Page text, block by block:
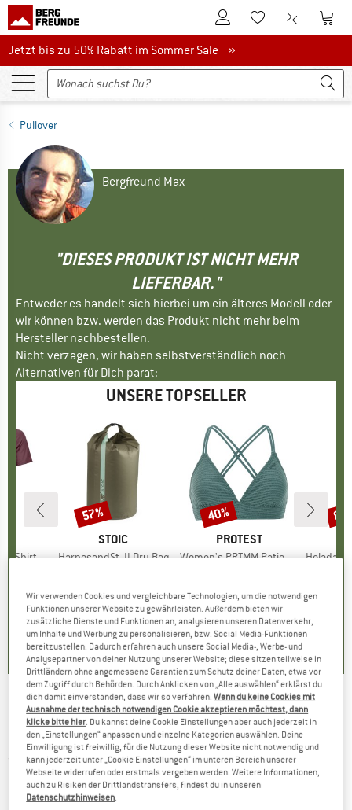
Zum KundenkontoZum Merkzettel.
Zum Zum
Jetzt bis zu 50% Rabatt im Sommer Sale
Jetzt bis zu 50% Rabatt im Sommer Sale »
Pullover
Bergfreund Max
"DIESES PRODUKT IST NICHT MEHR
LIEFERBAR."
Entweder es handelt sich hierbei um ein älteres Modell oder
wir können bzw. werden das Produkt nicht mehr beim
Hersteller nachbestellen.
Nicht verzagen, wir haben selbstverständlich noch
Alternativen für Dich parat:
UNSERE TOPSELLER
T-Shirt
)
MARKE
STOIC
Artikel
HarnosandSt. II Dry Bag
5,0(2)
Rabatt
57%
MARKE
PROTEST
Artikel
Women's PRTMM Patio Triangle
4,9(23)
Rabatt
40%
Artikel
HeladagenSt.
REVOLUTION -Printed Crewneck Boards &
Fins - Pullover
(0)
Wir verwenden Cookies und vergleichbare Technologien, um die notwendigen
Funktionen unserer Website zu gewährleisten. Außerdem bieten wir
zusätzliche Dienste und Funktionen an, analysieren unseren Datenverkehr,
um Inhalte und Werbung zu personalisieren, bzw. Social Media-Funktionen
bereitzustellen. Dadurch erfahren auch unsere Social Media-, Werbe- und
Analysepartner von deiner Nutzung unserer Website; diese sitzen teilweise in
Drittländern ohne angemessene Garantien zum Schutz deiner Daten, etwa vor
dem Zugriff durch Behörden. Durch Anklicken von „Alle auswählen“ erklärst du
dich damit einverstanden, dass wir so verfahren.Wenn du keine Cookies mit
Ausnahme der technisch notwendigen Cookie akzeptieren möchtest, dann
klicke bitte hier. Du kannst deine Cookie Einstellungen aber auch jederzeit in
den „Einstellungen“ anpassen und einzelne Kategorien auswählen. Deine
Einwilligung ist freiwillig, für die Nutzung dieser Website nicht notwendig und
kann jederzeit unter „Cookie Einstellungen“ im unteren Bereich unserer
Webseite widerrufen oder erstmals vergeben werden. Weitere Informationen,
auch zu Risiken der Drittlandstransfers, findest du in unseren
Datenschutzhinweisen.